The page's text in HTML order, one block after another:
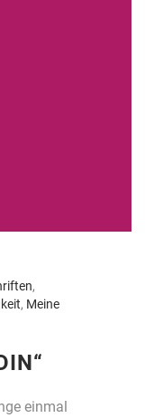
,
, Meine
einmal